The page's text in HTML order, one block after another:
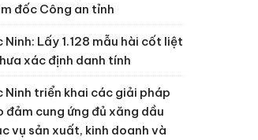
đốc Công an tỉnh
Ninh: Lấy 1.128 mẫu hài cốt liệt
xác định danh tính
Ninh triển khai các giải pháp
đảm cung ứng đủ xăng dầu
vụ sản xuất, kinh doanh và